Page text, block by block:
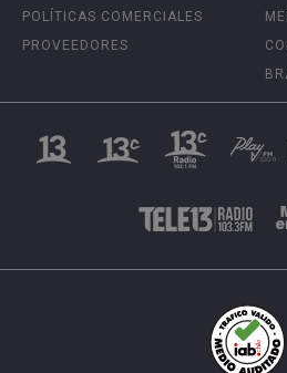
POLÍTICAS COMERCIALES
PROVEEDORES